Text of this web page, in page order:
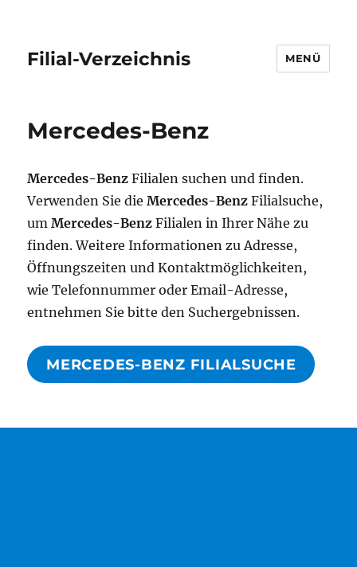
Filial-Verzeichnis MENÜ
Mercedes-Benz
Mercedes-Benz Filialen suchen und finden.
Verwenden Sie dieMercedes-Benz Filialsuche,
umMercedes-Benz Filialen in Ihrer Nähe zu
finden. Weitere Informationen zu Adresse,
Öffnungszeiten und Kontaktmöglichkeiten,
wie Telefonnummer oder Email-Adresse,
entnehmen Sie bitte den Suchergebnissen.
MERCEDES-BENZ FILIALSUCHE